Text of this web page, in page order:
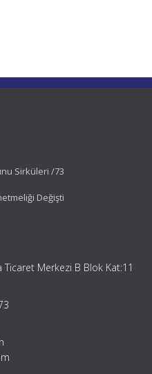
Sirküleri /73
Değişti
Ticaret Merkezi B Blok Kat:11